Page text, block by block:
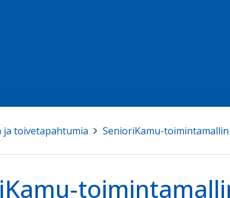
ja toivetapahtumia SenioriKamu-